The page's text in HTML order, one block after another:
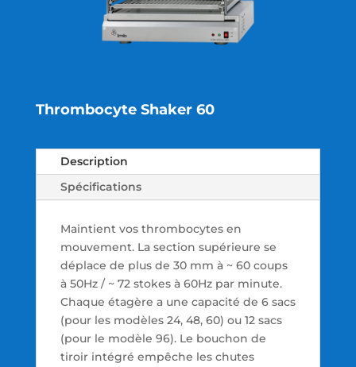
Thrombocyte Shaker 60
Description
Spécifications
Maintient vos thrombocytes en
mouvement. La section supérieure se
déplace de plus de 30 mm à ~ 60 coups
à 50Hz / ~ 72 stokes à 60Hz par minute.
Chaque étagère a une capacité de 6 sacs
(pour les modèles 24, 48, 60) ou 12 sacs
(pour le modèle 96). Le bouchon de
tiroir intégré empêche les chutes